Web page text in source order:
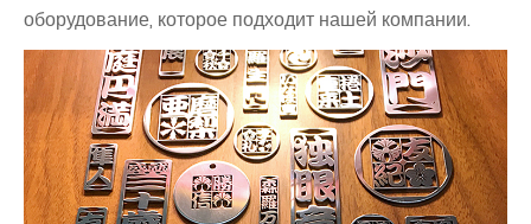
оборудование, которое подходит нашей компании.